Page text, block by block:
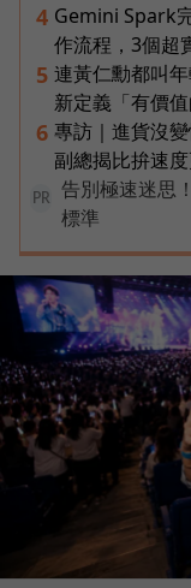
4 Gemini Spark
作流程，3個超
5 連黃仁勳都叫
新定義「有價
6 專訪｜進貨沒
副總揭比拚速
PR
告別極速迷思
標準